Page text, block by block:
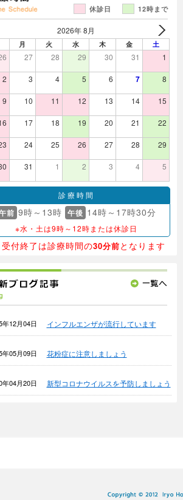
休診日 12時まで
2026年 8月
月 火 水 木 金 土
27 28 29 30 31 1
2 3 4 5 6 7 8
9 10 11 12 13 14 15
17 18 19 20 21 22
24 25 26 27 28 29
31 1 2 3 4 5
診療時間
前 9時～13時 午後 14時～17時30分
※水・土は9時～12時または休診日
受付終了は診療時間の30分前となります
年12月04日 インフルエンザが流行しています
年05月09日 花粉症に注意しましょう
年04月20日 新型コロナウイルスを予防しましょう